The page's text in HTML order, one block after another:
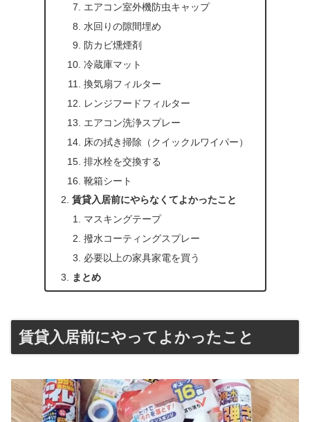
エアコン室外機防虫キャップ
水回りの隙間埋め
防カビ燻煙剤
冷蔵庫マット
換気扇フィルター
レンジフードフィルター
エアコン洗浄スプレー
床の拭き掃除（クイックルワイパー）
排水栓を交換する
靴箱シート
賃貸入居前にやらなくてよかったこと
マスキングテープ
撥水コーティングスプレー
必要以上の家具家電を買う
まとめ
賃貸入居前にやってよかったこと